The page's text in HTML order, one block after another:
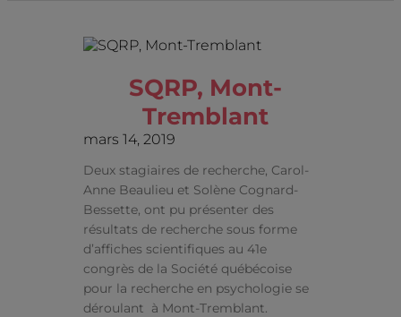
SQRP, Mont-
Tremblant
mars 14, 2019
Deux stagiaires de recherche, Carol-
Anne Beaulieu et Solène Cognard-
Bessette, ont pu présenter des
résultats de recherche sous forme
d’affiches scientifiques au 41e
congrès de la Société québécoise
pour la recherche en psychologie se
déroulant à Mont-Tremblant.